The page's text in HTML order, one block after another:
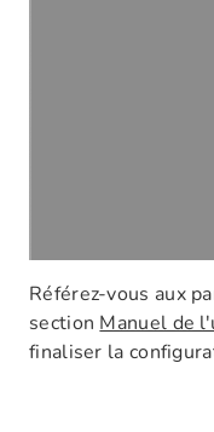
Référez-vous aux
section Manuel de
finaliser la